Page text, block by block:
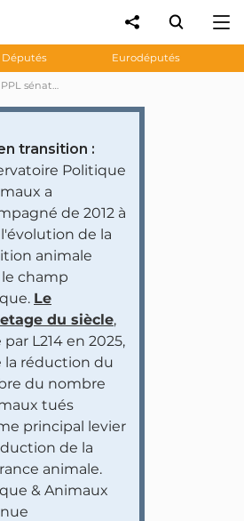
Députés Eurodéputés
PPL sénatoriale n°475: 55 sénateurs ont voté contre l'amendement n°1 s'opposant à l'interdiction des corridas et des combats de coqs en présence de mineurs de moins de seize ans (adopté)
transition :
Politique
a
de 2012 à
de la
animale
champ
Le
du siècle,
par L214 en 2025,
la réduction du
du nombre
tués
principal levier
de la
animale.
& Animaux